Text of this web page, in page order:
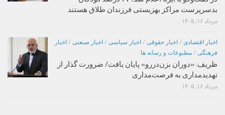
بدسرپرست مراکز بهزیستی فرزندان طلاق هستند
مرداد ۱۶, ۱۴۰۵
اخبار اقتصادی / اخبار حقوقی / اخبار سیاسی / اخبار صنعتی / اخبار
فرهنگی / مطبوعات و رسانه ها
ظریف: «دوران بزن‌دررو» پایان یافت/ ضرورت گذار از
تهدیدمداری به فرصت‌مداری
مرداد ۱۶, ۱۴۰۵